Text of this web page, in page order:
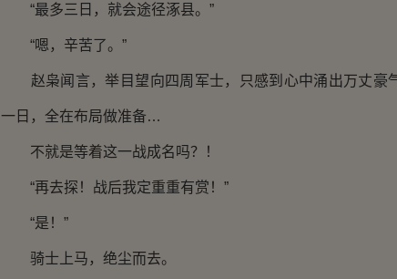
“最多三日，就会途径涿县。”
“嗯，辛苦了。”
赵枭闻言，举目望向四周军士，只感到心中涌出万丈豪
一日，全在布局做准备…
不就是等着这一战成名吗？！
“再去探！战后我定重重有赏！”
“是！”
骑士上马，绝尘而去。